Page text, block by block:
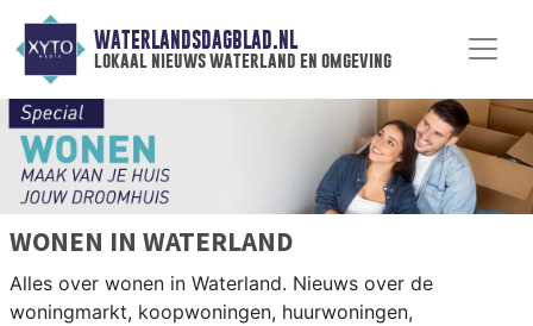
WATERLANDSDAGBLAD.NL
lokaal nieuws waterland en omgeving
WONEN IN WATERLAND
Alles over wonen in Waterland. Nieuws over de
woningmarkt, koopwoningen, huurwoningen,